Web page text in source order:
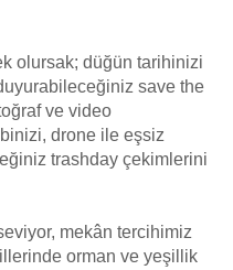
olursak; düğün tarihinizi
save the
ve video
drone ile eşsiz
trashday çekimlerini
mekân tercihimiz
orman ve yeşillik